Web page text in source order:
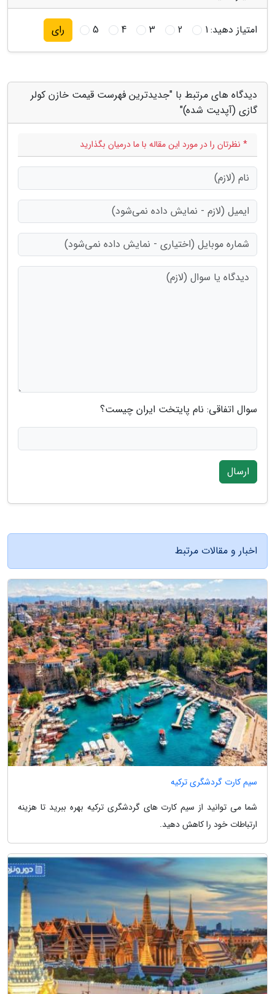
امتیاز دهید:1
2
3
4
5 رای
دیدگاه های مرتبط با "جدیدترین فهرست قیمت خازن کولر
گازی (آپدیت شده)"
* نظرتان را در مورد این مقاله با ما درمیان بگذارید
سوال اتفاقی: نام پایتخت ایران چیست؟
ارسال
اخبار و مقالات مرتبط
سیم کارت گردشگری ترکیه
شما می توانید از سیم کارت های گردشگری ترکیه بهره ببرید تا هزینه
ارتباطات خود را کاهش دهید.